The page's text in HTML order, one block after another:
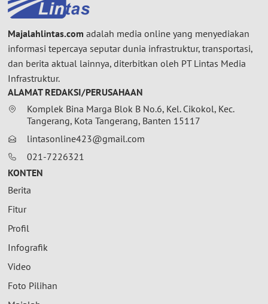
Majalahlintas.com adalah media online yang menyediakan
informasi tepercaya seputar dunia infrastruktur, transportasi,
dan berita aktual lainnya, diterbitkan oleh PT Lintas Media
Infrastruktur.
ALAMAT REDAKSI/PERUSAHAAN
Komplek Bina Marga Blok B No.6, Kel. Cikokol, Kec.
Tangerang, Kota Tangerang, Banten 15117
lintasonline423@gmail.com
021-7226321
KONTEN
Berita
Fitur
Profil
Infografik
Video
Foto Pilihan